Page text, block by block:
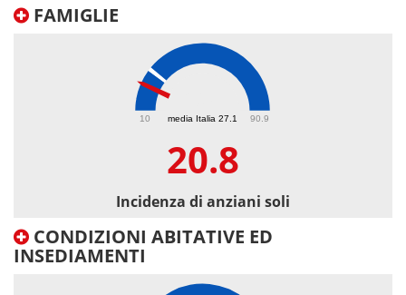
FAMIGLIE
media Italia 27.1
10 90.9
20.8
Incidenza di anziani soli
CONDIZIONI ABITATIVE ED
INSEDIAMENTI